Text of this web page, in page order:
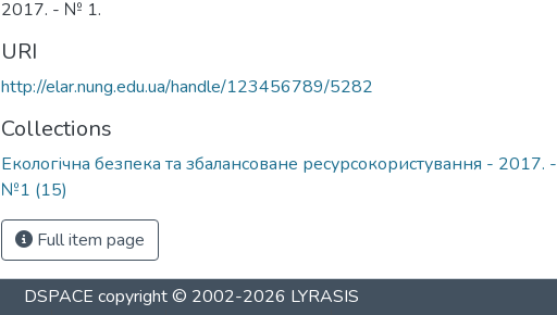
2017. - № 1.
URI
http://elar.nung.edu.ua/handle/123456789/5282
Collections
Екологічна безпека та збалансоване ресурсокористування - 2017. -
№1 (15)
Full item page
DSPACE copyright © 2002-2026 LYRASIS